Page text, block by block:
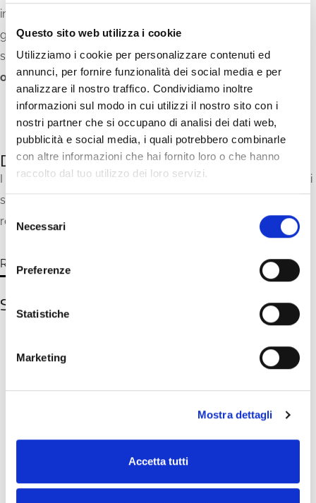
Questo sito web utilizza i cookie
Utilizziamo i cookie per personalizzare contenuti ed
annunci, per fornire funzionalità dei social media e per
analizzare il nostro traffico. Condividiamo inoltre
informazioni sul modo in cui utilizzi il nostro sito con i
nostri partner che si occupano di analisi dei dati web,
pubblicità e social media, i quali potrebbero combinarle
con altre informazioni che hai fornito loro o che hanno
raccolto dal tuo utilizzo dei loro servizi.
e
z
i
o
Necessari
Preferenze
Statistiche
Marketing
Mostra dettagli
Accetta tutti
interni che esterni. La speciale pellicola che riveste i pannelli,
garantisce per 10 anni l’inalterabilità del colore, anche su
superfici continuamente esposte alla luce solare. Su
ordinazione per quantitativi minimi.
Dove comprarlo
I pannelli ELITE sono disponibili presso rivenditori accreditati
su tutto il territorio nazionale.
recapiti del rivenditore della tua zona.
RICHIEDI MAGGIORI INFORMAZIONI
Scopri gli altri prodotti della collezione
ELITE 506